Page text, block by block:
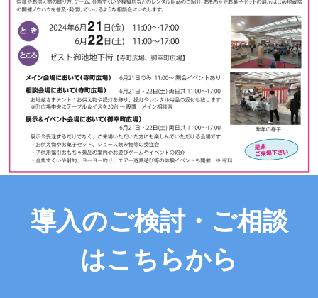
導入のご検討・ご相談
はこちらから